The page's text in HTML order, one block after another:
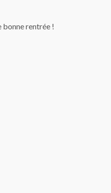
bonne rentrée !